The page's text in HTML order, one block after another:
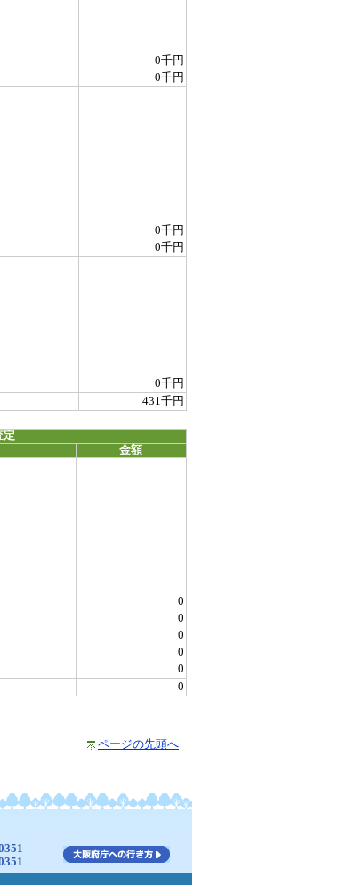
0千円
0千円
0千円
0千円
0千円
431千円
定
金額
0
0
0
0
0
0
ページの先頭へ